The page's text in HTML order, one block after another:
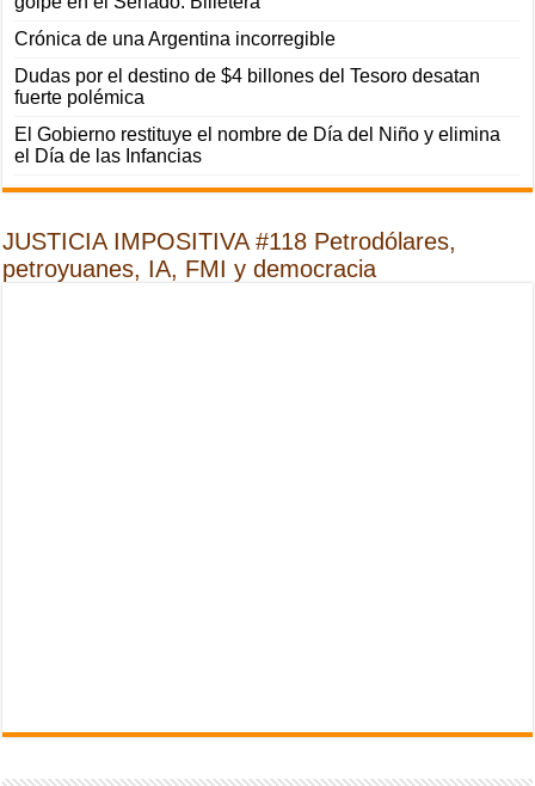
Crónica de una Argentina incorregible
Dudas por el destino de $4 billones del Tesoro desatan
fuerte polémica
El Gobierno restituye el nombre de Día del Niño y elimina
el Día de las Infancias
JUSTICIA IMPOSITIVA #118 Petrodólares,
petroyuanes, IA, FMI y democracia